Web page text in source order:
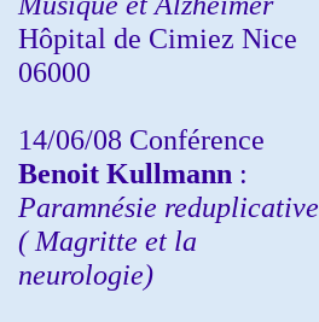
Hôpital de Cimiez Nice
06000
14/06/08 Conférence
Benoit Kullmann :
Paramnésie reduplicative
( Magritte et la
neurologie)